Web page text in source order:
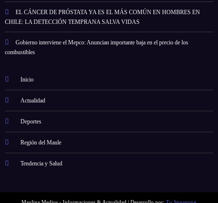
EL CÁNCER DE PRÓSTATA YA ES EL MÁS COMÚN EN HOMBRES EN
CHILE: LA DETECCIÓN TEMPRANA SALVA VIDAS
Gobierno interviene el Mepco: Anuncian importante baja en el precio de los
combustibles
Inicio
Actualidad
Deportes
Región del Maule
Tendencia y Salud